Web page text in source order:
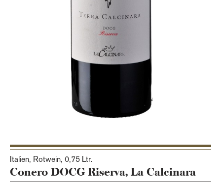
Italien, Rotwein, 0,75 Ltr.
Conero DOCG Riserva, La Calcinara